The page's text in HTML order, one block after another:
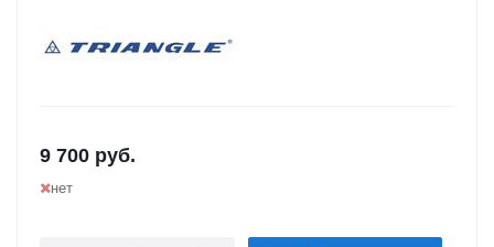
9 700 руб.
нет